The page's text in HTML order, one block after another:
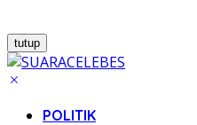
tutup
POLITIK